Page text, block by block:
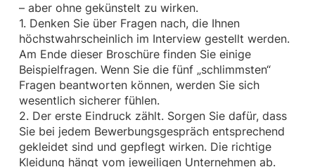
– aber ohne gekünstelt zu wirken.
1. Denken Sie über Fragen nach, die Ihnen
höchstwahrscheinlich im Interview gestellt werden.
Am Ende dieser Broschüre finden Sie einige
Beispielfragen. Wenn Sie die fünf „schlimmsten“
Fragen beantworten können, werden Sie sich
wesentlich sicherer fühlen.
2. Der erste Eindruck zählt. Sorgen Sie dafür, dass
Sie bei jedem Bewerbungsgespräch entsprechend
gekleidet sind und gepflegt wirken. Die richtige
Kleidung hängt vom jeweiligen Unternehmen ab.